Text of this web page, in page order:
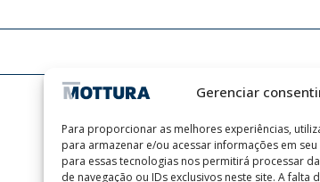
Gerenciar
Para proporcionar as melhores experiências,
para armazenar e/ou acessar informações em
para essas tecnologias nos permitirá processar
de navegação ou IDs exclusivos neste site. A